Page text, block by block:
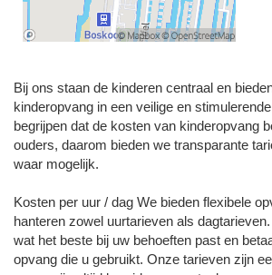
Bij ons staan de kinderen centraal en
kinderopvang in een veilige en
begrijpen dat de kosten van kinderopvang
ouders, daarom bieden we transparante
waar mogelijk.
Kosten per uur / dag We bieden flexibele
hanteren zowel uurtarieven als
wat het beste bij uw behoeften past en
opvang die u gebruikt. Onze tarieven zijn